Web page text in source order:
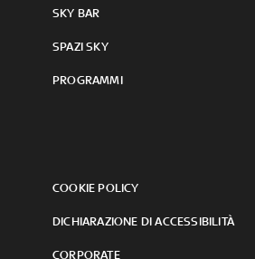
SKY BAR
SPAZI SKY
PROGRAMMI
COOKIE POLICY
DICHIARAZIONE DI ACCESSIBILITÀ
CORPORATE